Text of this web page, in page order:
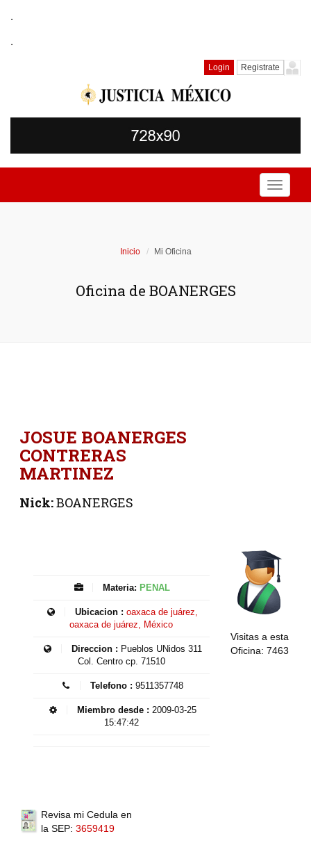
.
.
Login Registrate
Toggle
Inicio Mi Oficina
Oficina de BOANERGES
JOSUE BOANERGES
CONTRERAS
MARTINEZ
Nick:BOANERGES
Materia: PENAL
Ubicacion : oaxaca de juárez,
oaxaca de juárez, México
Direccion : Pueblos UNidos 311
Col. Centro cp. 71510
Telefono : 9511357748
Miembro desde : 2009-03-25
15:47:42
Visitas a esta
Oficina: 7463
Revisa mi Cedula en
la SEP: 3659419